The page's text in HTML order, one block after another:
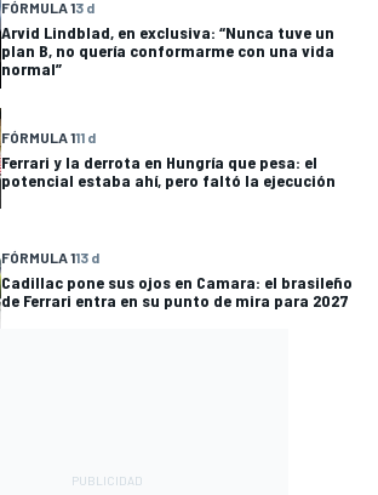
FÓRMULA 13 d
Arvid Lindblad, en exclusiva: “Nunca tuve un
plan B, no quería conformarme con una vida
normal”
FÓRMULA 111 d
Ferrari y la derrota en Hungría que pesa: el
potencial estaba ahí, pero faltó la ejecución
FÓRMULA 113 d
Cadillac pone sus ojos en Camara: el brasileño
de Ferrari entra en su punto de mira para 2027